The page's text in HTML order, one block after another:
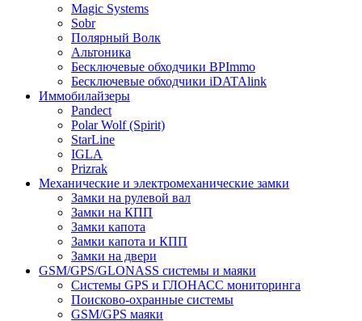
Magic Systems
Sobr
Полярный Волк
Альтоника
Бесключевые обходчики BPImmo
Бесключевые обходчики iDATAlink
Иммобилайзеры
Pandect
Polar Wolf (Spirit)
StarLine
IGLA
Prizrak
Механические и электромеханические замки
Замки на рулевой вал
Замки на КПП
Замки капота
Замки капота и КПП
Замки на двери
GSM/GPS/GLONASS системы и маяки
Системы GPS и ГЛОНАСС мониторинга
Поисково-охранные системы
GSM/GPS маяки